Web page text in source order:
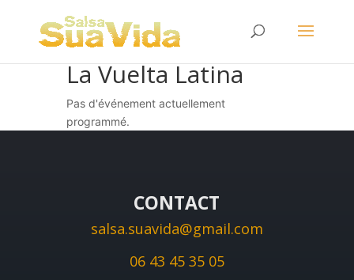
La Vuelta Latina
Pas d'événement actuellement
programmé.
CONTACT
salsa.suavida@gmail.com
06 43 45 35 05